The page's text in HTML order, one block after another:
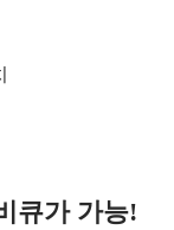
큐가 가능!